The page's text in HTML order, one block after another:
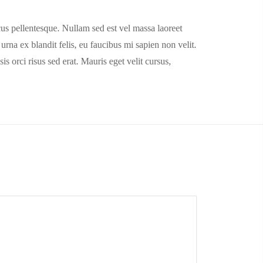
pellentesque. Nullam sed est vel massa laoreet
ex blandit felis, eu faucibus mi sapien non velit.
orci risus sed erat. Mauris eget velit cursus,